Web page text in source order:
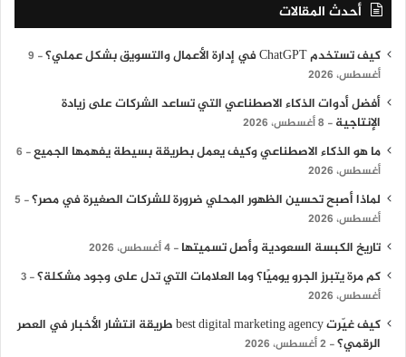
أحدث المقالات
كيف تستخدم ChatGPT في إدارة الأعمال والتسويق بشكل عملي؟
9
أغسطس، 2026
أفضل أدوات الذكاء الاصطناعي التي تساعد الشركات على زيادة
الإنتاجية
8 أغسطس، 2026
ما هو الذكاء الاصطناعي وكيف يعمل بطريقة بسيطة يفهمها الجميع
6
أغسطس، 2026
لماذا أصبح تحسين الظهور المحلي ضرورة للشركات الصغيرة في مصر؟
5
أغسطس، 2026
تاريخ الكبسة السعودية وأصل تسميتها 4 أغسطس، 2026
كم مرة يتبرز الجرو يوميًا؟ وما العلامات التي تدل على وجود مشكلة؟ 3
أغسطس، 2026
كيف غيّرت best digital marketing agency طريقة انتشار الأخبار في العصر
الرقمي؟ 2 أغسطس، 2026